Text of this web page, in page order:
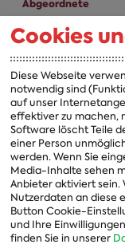
Abgeordnete
A-Z
Cookies
Diese Webseite
notwendig sind
auf unser
effektiver zu machen,
Software löscht Teile
einer Person
werden. Wenn Sie
Media-Inhalte sehen
Anbieter aktiviert sein.
Nutzerdaten an diese
Button Cookie-
und Ihre
finden Sie in unserer